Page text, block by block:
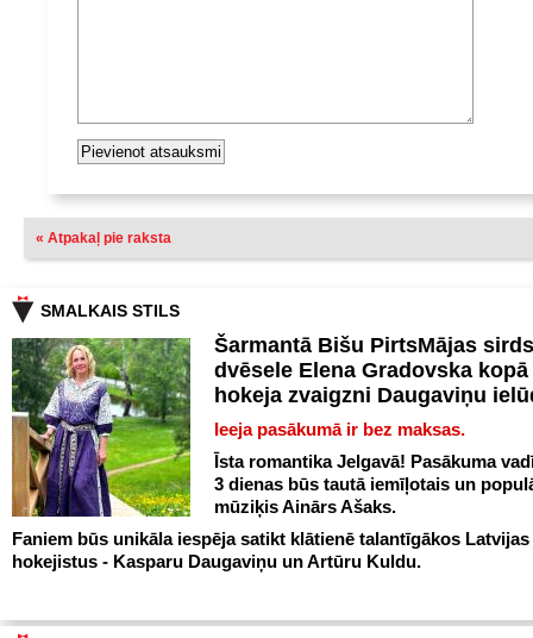
« Atpakaļ pie raksta
SMALKAIS STILS
Šarmantā Bišu PirtsMājas
dvēsele Elena Gradovska kopā
hokeja zvaigzni Daugaviņu
Ieeja pasākumā ir bez maksas.
Īsta romantika Jelgavā! Pasākuma
3 dienas būs tautā iemīļotais un
mūziķis Ainārs Ašaks.
Faniem būs unikāla iespēja satikt klātienē talantīgākos Latvijas
hokejistus - Kasparu Daugaviņu un Artūru Kuldu.